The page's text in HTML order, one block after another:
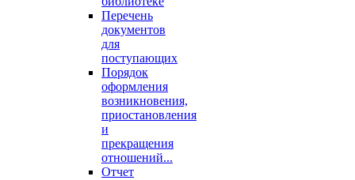
Перечень
документов
для
поступающих
Порядок
оформления
возникновения,
приостановления
и
прекращения
отношений...
Отчет